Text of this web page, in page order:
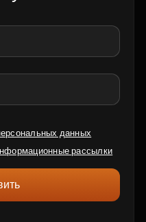
данных
рассылки